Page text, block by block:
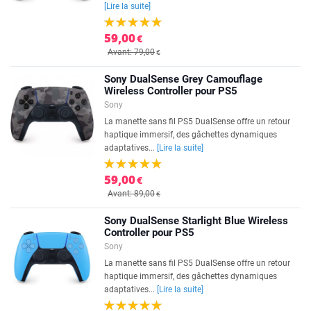
[Lire la suite]
59,00€
Avant: 79,00€
Sony DualSense Grey Camouflage
Wireless Controller pour PS5
Sony
La manette sans fil PS5 DualSense offre un retour
haptique immersif, des gâchettes dynamiques
adaptatives...
[Lire la suite]
59,00€
Avant: 89,00€
Sony DualSense Starlight Blue Wireless
Controller pour PS5
Sony
La manette sans fil PS5 DualSense offre un retour
haptique immersif, des gâchettes dynamiques
adaptatives...
[Lire la suite]